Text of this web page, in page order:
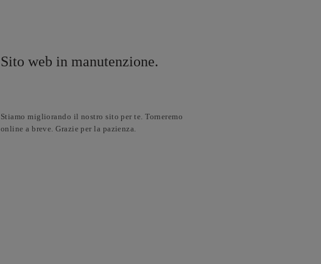
Sito web in manutenzione.
Stiamo migliorando il nostro sito per te. Torneremo
online a breve. Grazie per la pazienza.